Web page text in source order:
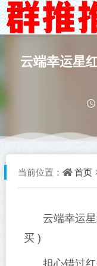
云端幸运星
当前位置： 首页
云端幸运
买 )
担心错过